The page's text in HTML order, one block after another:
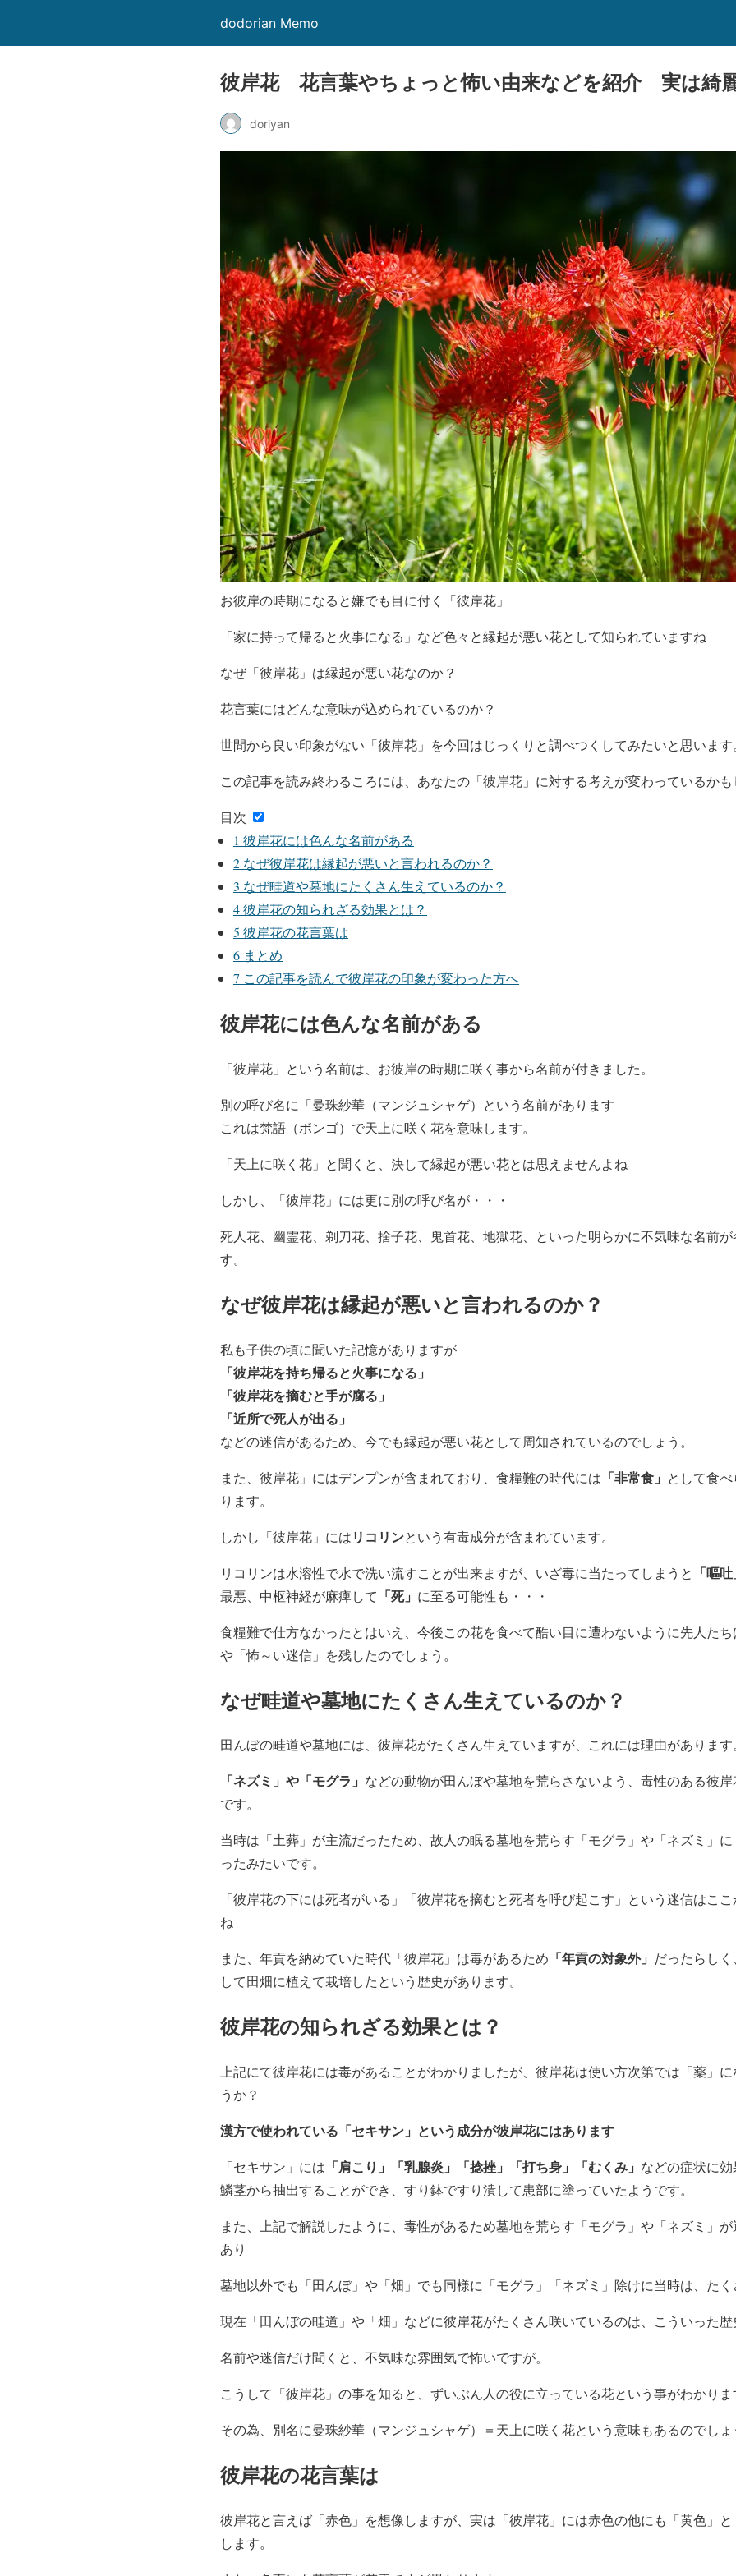
dodorian Memo
彼岸花 花言葉やちょっと怖い由来などを紹介 実は綺
doriyan
お彼岸の時期になると嫌でも目に付く「彼岸花」
「家に持って帰ると火事になる」など色々と縁起が悪い花として知られていますね
なぜ「彼岸花」は縁起が悪い花なのか？
花言葉にはどんな意味が込められているのか？
世間から良い印象がない「彼岸花」を今回はじっくりと調べつくしてみたいと思います
この記事を読み終わるころには、あなたの「彼岸花」に対する考えが変わっているか
目次
1 彼岸花には色んな名前がある
2 なぜ彼岸花は縁起が悪いと言われるのか？
3 なぜ畦道や墓地にたくさん生えているのか？
4彼岸花の知られざる効果とは？
5 彼岸花の花言葉は
6 まとめ
7 この記事を読んで彼岸花の印象が変わった方へ
彼岸花には色んな名前がある
「彼岸花」という名前は、お彼岸の時期に咲く事から名前が付きました。
別の呼び名に「曼珠紗華（マンジュシャゲ）という名前があります
これは梵語（ボンゴ）で天上に咲く花を意味します。
「天上に咲く花」と聞くと、決して縁起が悪い花とは思えませんよね
しかし、「彼岸花」には更に別の呼び名が・・・
死人花、幽霊花、剃刀花、捨子花、鬼首花、地獄花、といった明らかに不気味な名前が
す。
なぜ彼岸花は縁起が悪いと言われるのか？
私も子供の頃に聞いた記憶がありますが
「彼岸花を持ち帰ると火事になる」
「彼岸花を摘むと手が腐る」
「近所で死人が出る」
などの迷信があるため、今でも縁起が悪い花として周知されているのでしょう。
また、彼岸花」にはデンプンが含まれており、食糧難の時代には 「非常食」 として食
ります。
しかし「彼岸花」にはリコリンという有毒成分が含まれています。
リコリンは水溶性で水で洗い流すことが出来ますが、いざ毒に当たってしまうと 「嘔
最悪、中枢神経が麻痺して 「死」 に至る可能性も・・・
食糧難で仕方なかったとはいえ、今後この花を食べて酷い目に遭わないように先人た
や「怖～い迷信」を残したのでしょう。
なぜ畦道や墓地にたくさん生えているのか？
田んぼの畦道や墓地には、彼岸花がたくさん生えていますが、これには理由があります
「ネズミ」や「モグラ」 などの動物が田んぼや墓地を荒らさないよう、毒性のある彼
です。
当時は「土葬」が主流だったため、故人の眠る墓地を荒らす「モグラ」や「ネズミ」
ったみたいです。
「彼岸花の下には死者がいる」「彼岸花を摘むと死者を呼び起こす」という迷信はこ
ね
また、年貢を納めていた時代「彼岸花」は毒があるため 「年貢の対象外」 だったらし
して田畑に植えて栽培したという歴史があります。
彼岸花の知られざる効果とは？
上記にて彼岸花には毒があることがわかりましたが、彼岸花は使い方次第では「薬」
うか？
漢方で使われている「セキサン」という成分が彼岸花にはあります
「セキサン」には 「肩こり」「乳腺炎」「捻挫」「打ち身」「むくみ」 などの症状に
鱗茎から抽出することができ、すり鉢ですり潰して患部に塗っていたようです。
また、上記で解説したように、毒性があるため墓地を荒らす「モグラ」や「ネズミ」
あり
墓地以外でも「田んぼ」や「畑」でも同様に「モグラ」「ネズミ」除けに当時は、たく
現在「田んぼの畦道」や「畑」などに彼岸花がたくさん咲いているのは、こういった歴
名前や迷信だけ聞くと、不気味な雰囲気で怖いですが。
こうして「彼岸花」の事を知ると、ずいぶん人の役に立っている花という事がわかりま
その為、別名に曼珠紗華（マンジュシャゲ）＝天上に咲く花という意味もあるのでしょ
彼岸花の花言葉は
彼岸花と言えば「赤色」を想像しますが、実は「彼岸花」には赤色の他にも「黄色」
します。